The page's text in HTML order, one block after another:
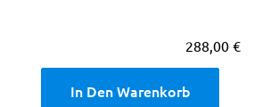
288,00 €
In Den Warenkorb